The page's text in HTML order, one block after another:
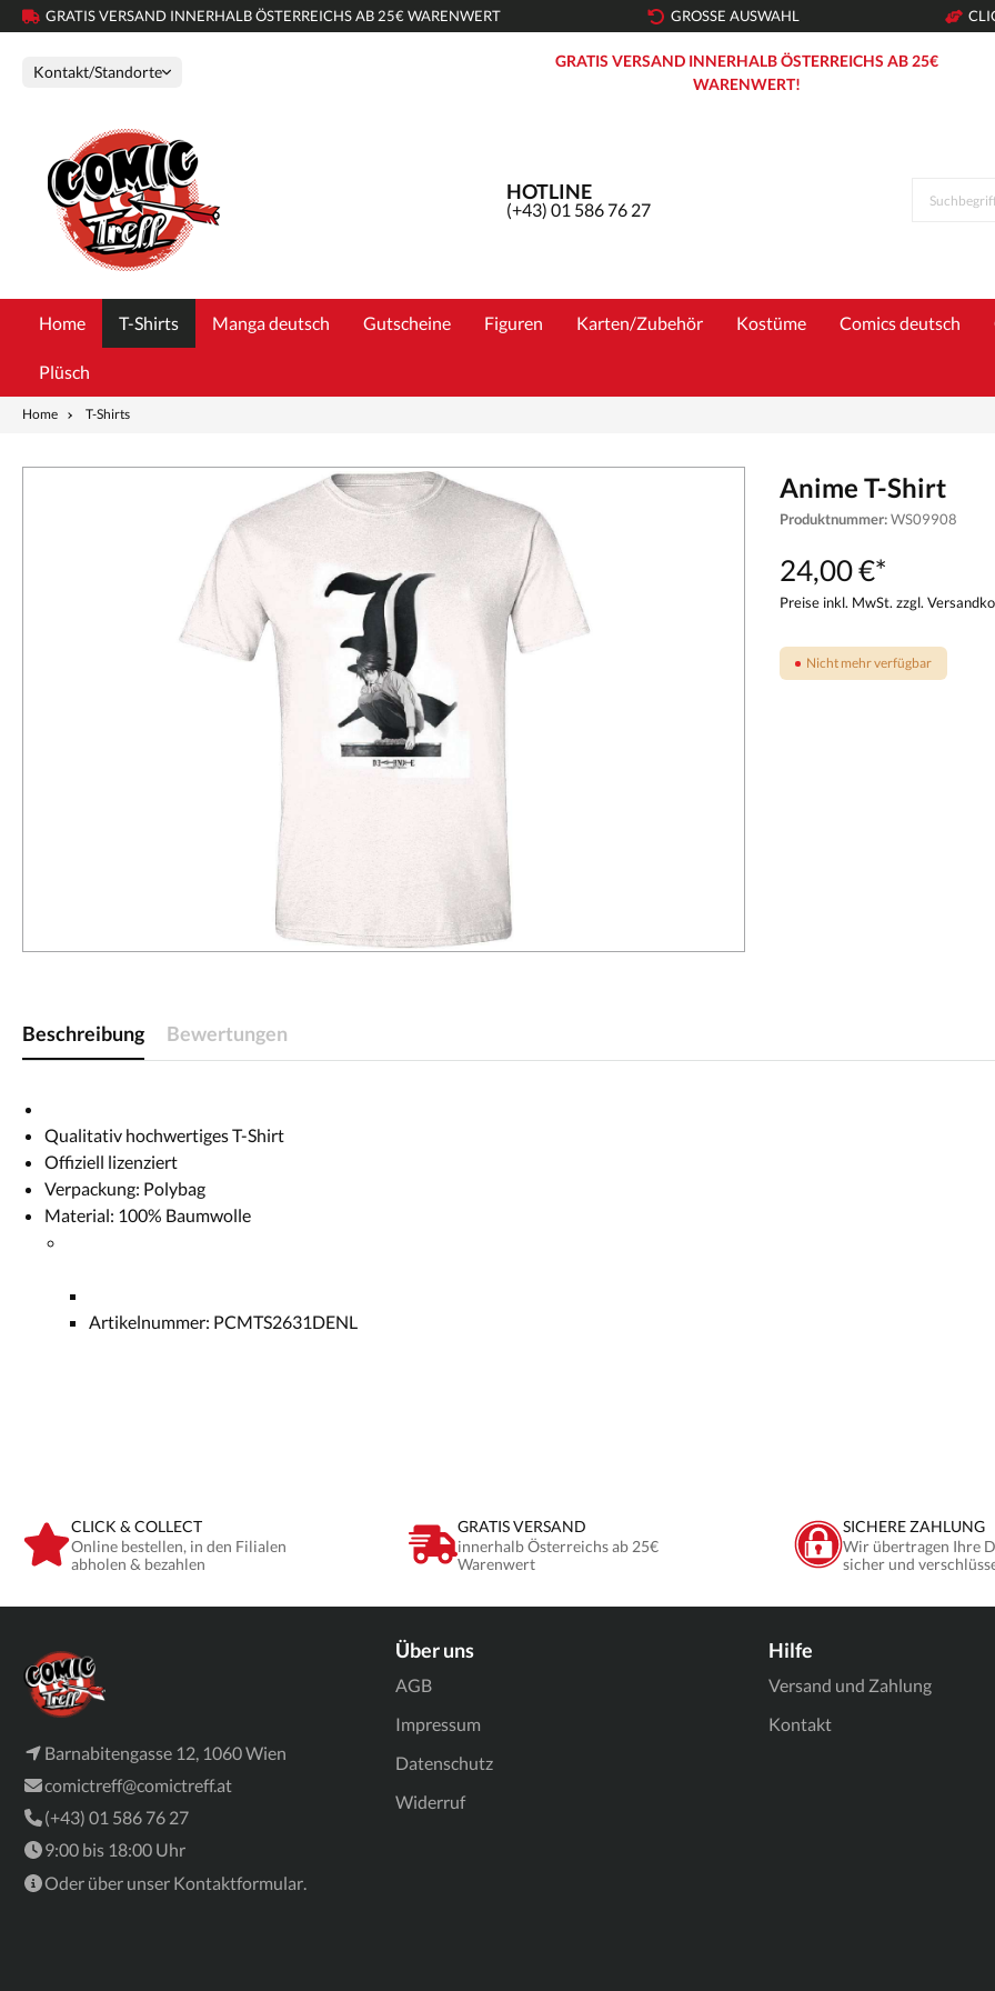
GRATIS VERSAND INNERHALB ÖSTERREICHS AB 25€ WARENWERT GROSSE AUSWAHL
Kontakt/Standorte
GRATIS VERSAND INNERHALB ÖSTERREICHS AB 25€
WARENWERT!
HOTLINE
(+43) 01 586 76 27
Home T-Shirts Manga deutsch Gutscheine Figuren Karten/Zubehör Kostüme Comics deutsch
Plüsch
Home T-Shirts
Anime T-Shirt
Produktnummer:WS09908
24,00 €*
Preise inkl. MwSt. zzgl.
Nicht mehr verfügbar
Beschreibung Bewertungen
Qualitativ hochwertiges T-Shirt
Offiziell lizenziert
Verpackung: Polybag
Material: 100% Baumwolle
Artikelnummer: PCMTS2631DENL
CLICK & COLLECT
Online bestellen, in den Filialen
abholen & bezahlen
GRATIS VERSAND
innerhalb Österreichs ab 25€
Warenwert
SICHERE ZAHLUNG
Wir übertragen Ihre
sicher und
Barnabitengasse 12, 1060 Wien
comictreff@comictreff.at
(+43) 01 586 76 27
9:00 bis 18:00 Uhr
Oder über unser Kontaktformular.
Über uns
AGB
Impressum
Datenschutz
Widerruf
Hilfe
Versand und Zahlung
Kontakt